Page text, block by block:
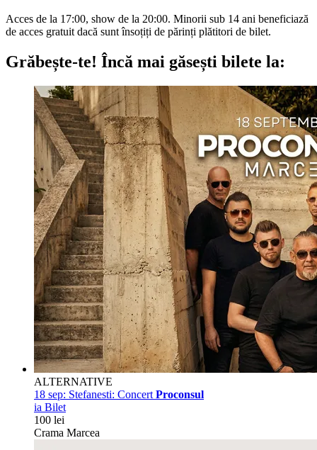
Acces de la 17:00, show de la 20:00. Minorii sub 14 ani beneficiază
de acces gratuit dacă sunt însoțiți de părinți plătitori de bilet.
Grăbește-te! Încă mai găsești bilete la:
ALTERNATIVE
18 sep: Stefanesti: Concert Proconsul
ia Bilet
100 lei
Crama Marcea